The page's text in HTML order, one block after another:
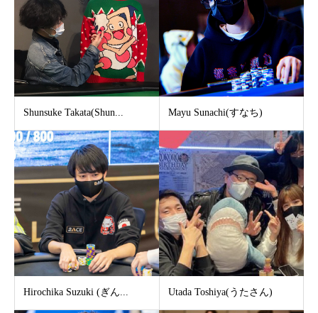
Shunsuke Takata(Shun... Mayu Sunachi(すなち)
Hirochika Suzuki (ぎん... Utada Toshiya(うたさん)